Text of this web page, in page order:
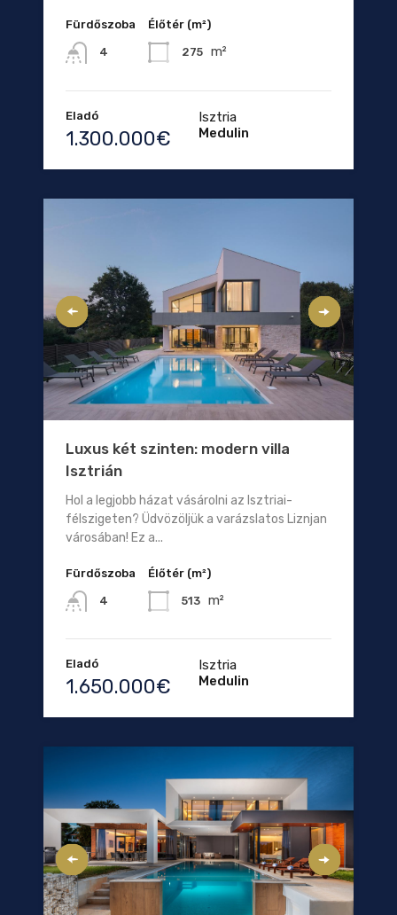
Fürdőszoba
4
Élőtér (m²)
275 m²
Eladó
1.300.000€
Isztria
Medulin
Luxus két szinten: modern villa
Isztrián
Hol a legjobb házat vásárolni az Isztriai-
félszigeten? Üdvözöljük a varázslatos Liznjan
városában! Ez a...
Fürdőszoba
4
Élőtér (m²)
513 m²
Eladó
1.650.000€
Isztria
Medulin